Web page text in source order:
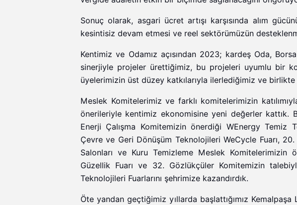
Sonuç olarak, asgari ücret artışı karşısında alım
kesintisiz devam etmesi ve reel sektörümüzün
Kentimiz ve Odamız açısından 2023; kardeş Oda,
sinerjiyle projeler ürettiğimiz, bu projeleri uyumlu bir
üyelerimizin üst düzey katkılarıyla ilerlediğimiz ve birlikte
Meslek Komitelerimiz ve farklı komitelerimizin
önerileriyle kentimiz ekonomisine yeni değerler kattık.
Enerji Çalışma Komitemizin önerdiği WEnergy Temiz
Çevre ve Geri Dönüşüm Teknolojileri WeCycle Fuarı,
Salonları ve Kuru Temizleme Meslek
Güzellik Fuarı ve 32. Gözlükçüler Komitemizin
Teknolojileri Fuarlarını şehrimize kazandırdık.
Öte yandan geçtiğimiz yıllarda başlattığımız Kemalpaşa